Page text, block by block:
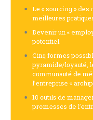
Le « sourcing »
meilleures
Devenir un «
potentiel.
Cinq formes
pyramide/loyauté,
communauté de
l’entreprise «
10 outils de
promesses de